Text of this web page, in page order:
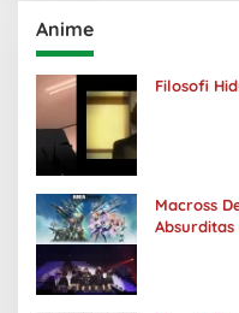
Anime
Filosofi
Macross